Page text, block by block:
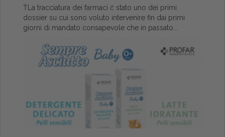
ŤLa tracciatura dei farmaci č stato uno dei primi
dossier su cui sono voluto intervenire fin dai primi
giorni di mandato consapevole che in passato...